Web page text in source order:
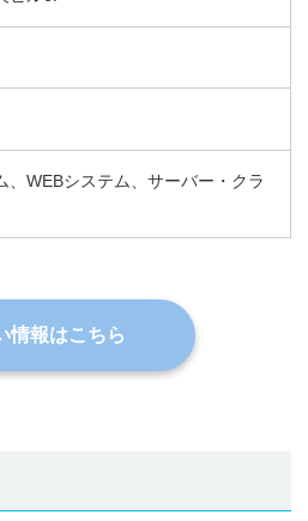
、WEBシステム、サーバー・クラ
情報はこちら